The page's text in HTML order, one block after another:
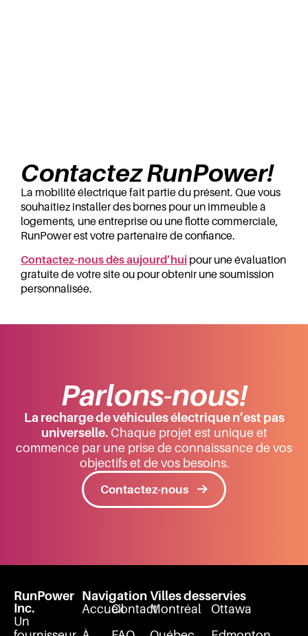
Contactez RunPower!
La mobilité électrique fait partie du présent. Que vous
souhaitiez installer des bornes pour un immeuble à
logements, une entreprise ou une flotte commerciale,
RunPower est votre partenaire de confiance.
Contactez-nous dès aujourd’hui pour une évaluation
gratuite de votre site ou pour obtenir une soumission
personnalisée.
Parlons-nous!
La recharge de véhicules électrique n’est pas
universelle.Chaque projet est unique et
commence par une prise de connaissance de vos
objectifs et de vos besoins.
Contactez-nous
RunPower
Inc.
Un
Navigation
AccueilContact
Villes desservies
Montréal
Ottawa